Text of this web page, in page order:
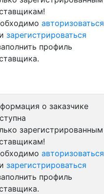
авторизоваться
зарегистрироваться
профиль
о заказчике
зарегистрированным
авторизоваться
зарегистрироваться
профиль